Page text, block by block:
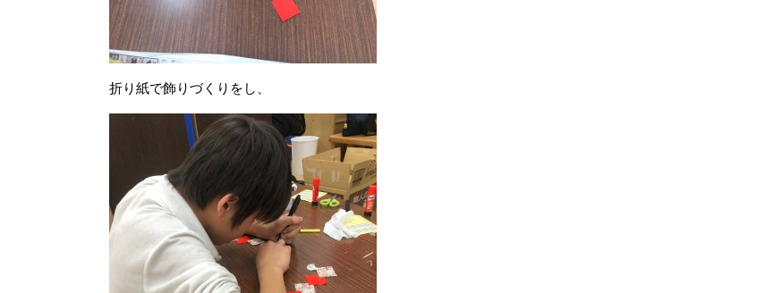
折り紙で飾りづくりをし、